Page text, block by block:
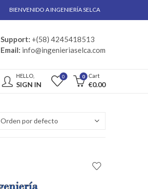
BIENVENIDO A INGENIERÍA SELCA
Support: +(58) 4245418513
Email: info@ingenieriaselca.com
HELLO,
SIGN IN
0 0 Cart
€0.00